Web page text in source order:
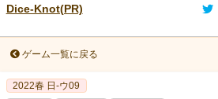
Dice-Knot(PR)
ゲーム一覧に戻る
2022春 日-ウ09